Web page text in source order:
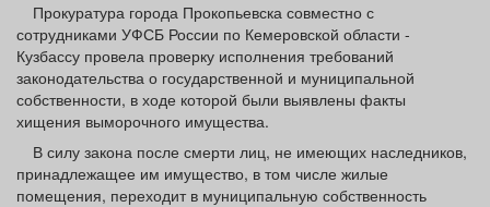
Прокуратура города Прокопьевска совместно с
сотрудниками УФСБ России по Кемеровской области -
Кузбассу провела проверку исполнения требований
законодательства о государственной и муниципальной
собственности, в ходе которой были выявлены факты
хищения выморочного имущества.
В силу закона после смерти лиц, не имеющих наследников,
принадлежащее им имущество, в том числе жилые
помещения, переходит в муниципальную собственность